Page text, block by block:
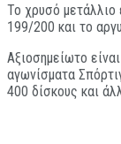
Το χρυσό
199/200 και το
Αξιοσημείωτο
αγωνίσματα
400 δίσκους και